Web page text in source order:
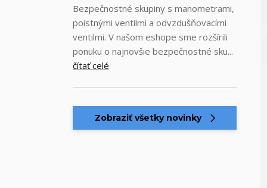
Bezpečnostné skupiny s manometrami,
poistnými ventilmi a odvzdušňovacími
ventilmi. V našom eshope sme rozšírili
ponuku o najnovšie bezpečnostné sku...
čítať celé
Zobraziť všetky novinky